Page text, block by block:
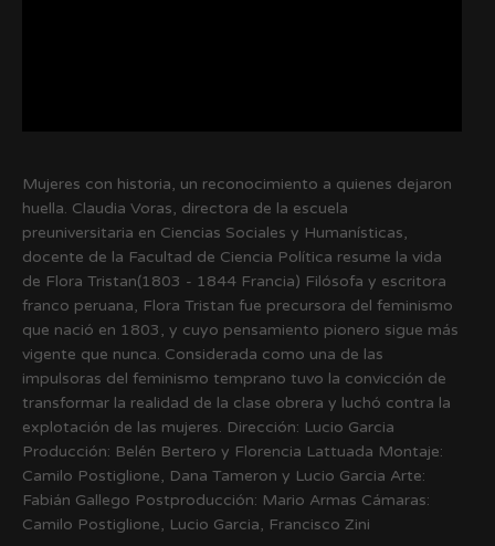
Mujeres con historia, un reconocimiento a quienes dejaron
huella. Claudia Voras, directora de la escuela
preuniversitaria en Ciencias Sociales y Humanísticas,
docente de la Facultad de Ciencia Política resume la vida
de Flora Tristan(1803 - 1844 Francia) Filósofa y escritora
franco peruana, Flora Tristan fue precursora del feminismo
que nació en 1803, y cuyo pensamiento pionero sigue más
vigente que nunca. Considerada como una de las
impulsoras del feminismo temprano tuvo la convicción de
transformar la realidad de la clase obrera y luchó contra la
explotación de las mujeres. Dirección: Lucio Garcia
Producción: Belén Bertero y Florencia Lattuada Montaje:
Camilo Postiglione, Dana Tameron y Lucio Garcia Arte:
Fabián Gallego Postproducción: Mario Armas Cámaras:
Camilo Postiglione, Lucio Garcia, Francisco Zini